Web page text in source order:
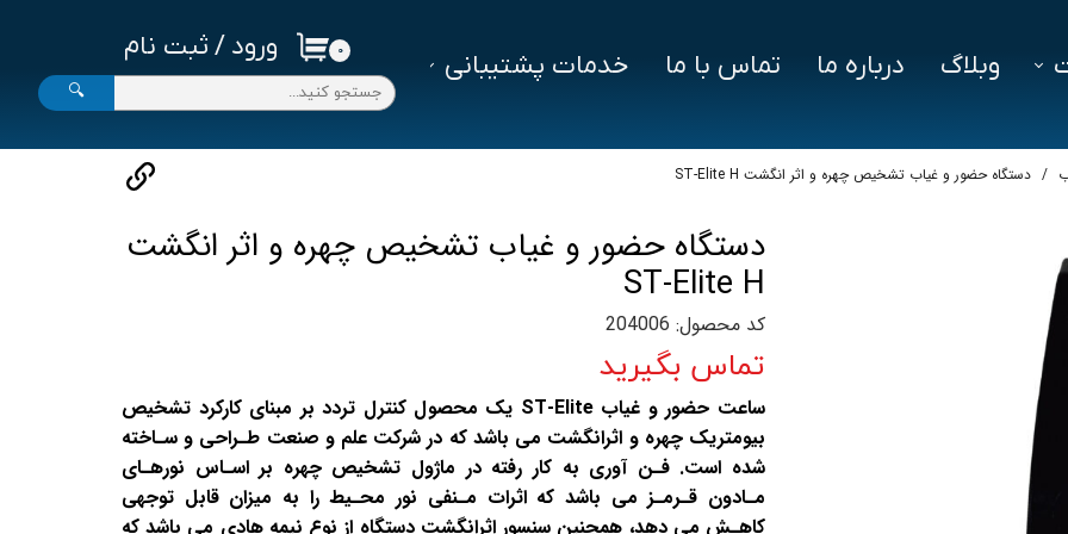
ورود / ثبت نام
خروج از حساب کاربری
۰
🔍
ویژن
وبلاگ درباره ما تماس با ما
خدمات پشتیبانی
دستگاه حضور و غیاب تشخیص چهره و اثر انگشت ST-Elite H
دستگاه حضور و غیاب تشخیص چهره و اثر انگشت
ST-Elite H
کد محصول: 204006
تماس بگیرید
ساعت حضور و غیاب ST-Elite یک محصول کنترل تردد بر مبنای کارکرد تشخیص
بیومتریک چهره و اثرانگشت می باشد که در شرکت علم و صنعت طـراحی و سـاخته
شده است. فـن آوری به کار رفته در ماژول تشخیص چهره بر اسـاس نورهـای
مـادون قـرمـز می باشد که اثرات مـنفی نور محـیط را به میزان قابل توجهی
کاهـش می دهد، همچنین سنسور اثرانگشت دستگاه از نوع نیمه هادی می باشد که